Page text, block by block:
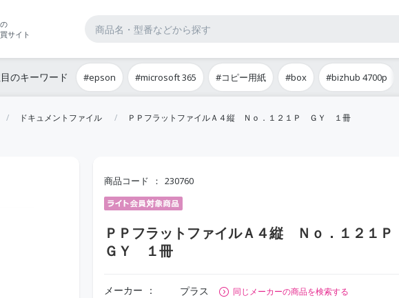
サイト
のキーワード #epson #microsoft 365 #コピー用紙 #box #bizhub 4700p
ドキュメントファイル ＰＰフラットファイルＡ４縦 Ｎｏ．１２１Ｐ ＧＹ １冊
商品コード 230760
ＰＰフラットファイルＡ４縦 Ｎｏ．１２１Ｐ
ＧＹ １冊
メーカー プラス 同じメーカーの商品を検索する